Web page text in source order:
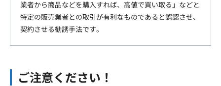
業者から商品などを購入すれば、高値で買い取る」などと
特定の販売業者との取引が有利なものであると誤認させ、
契約させる勧誘手法です。
ご注意ください！